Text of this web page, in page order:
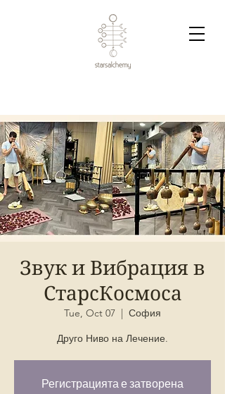
Звук и Вибрация в
СтарсКосмоса
Tue, Oct 07
  |
София
Друго Ниво на Лечение.
Регистрацията е затворена